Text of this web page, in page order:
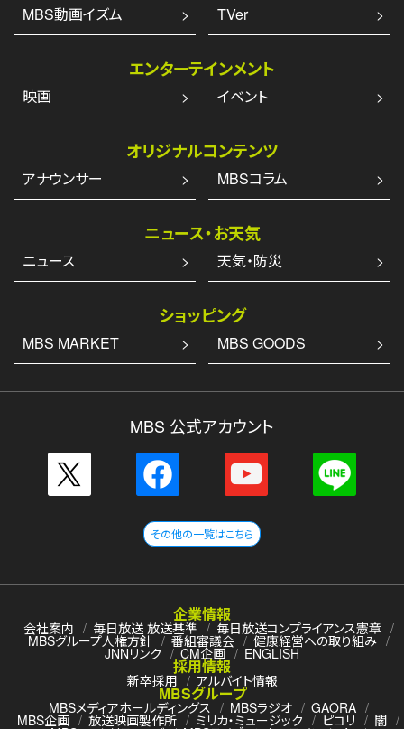
MBS動画イズム TVer
エンターテインメント
映画 イベント
オリジナルコンテンツ
アナウンサー MBSコラム
ニュース・お天気
ニュース 天気・防災
ショッピング
MBS MARKET MBS GOODS
MBS 公式アカウント
その他の一覧はこちら
企業情報
会社案内 毎日放送 放送基準 毎日放送コンプライアンス憲章
MBSグループ人権方針 番組審議会 健康経営への取り組み
JNNリンク CM企画 ENGLISH
採用情報
新卒採用 アルバイト情報
MBSグループ
MBSメディアホールディングス MBSラジオ GAORA
MBS企画 放送映画製作所 ミリカ・ミュージック ピコリ 闇